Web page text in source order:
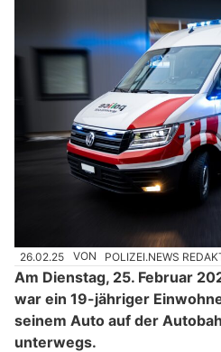
26.02.25 VON POLIZEI.NEWS
Am Dienstag, 25. Februar
war ein 19-jähriger
seinem Auto auf der
unterwegs.